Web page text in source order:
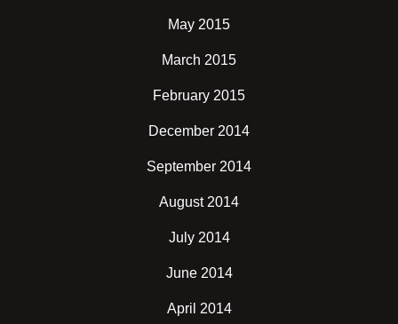
May 2015
March 2015
February 2015
December 2014
September 2014
August 2014
July 2014
June 2014
April 2014